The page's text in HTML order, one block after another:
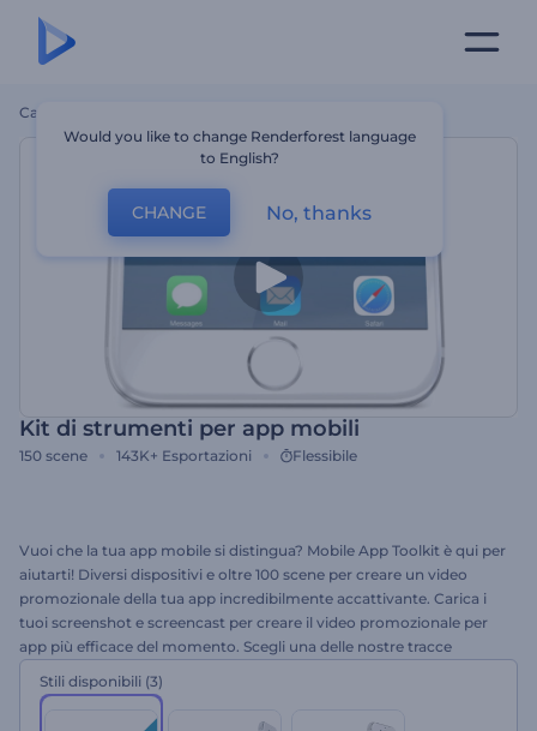
Casa
Kit di strumenti per app mobili
150 scene 143K+ Esportazioni Flessibile
Vuoi che la tua app mobile si distingua? Mobile App Toolkit è qui per
aiutarti! Diversi dispositivi e oltre 100 scene per creare un video
promozionale della tua app incredibilmente accattivante. Carica i
tuoi screenshot e screencast per creare il video promozionale per
app più efficace del momento. Scegli una delle nostre tracce
promozionale di alta qualità in pochi minuti. Provalo subito
Stili disponibili (3)
Would you like to change Renderforest language
to English?
CHANGE No, thanks